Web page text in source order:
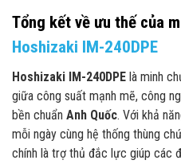
Tổng kết về ưu thế của
Hoshizaki IM-240DPE
Hoshizaki IM-240DPE là minh
giữa công suất mạnh mẽ, công
bền chuẩn Anh Quốc. Với khả
mỗi ngày cùng hệ thống thùng
chính là trợ thủ đắc lực giúp các